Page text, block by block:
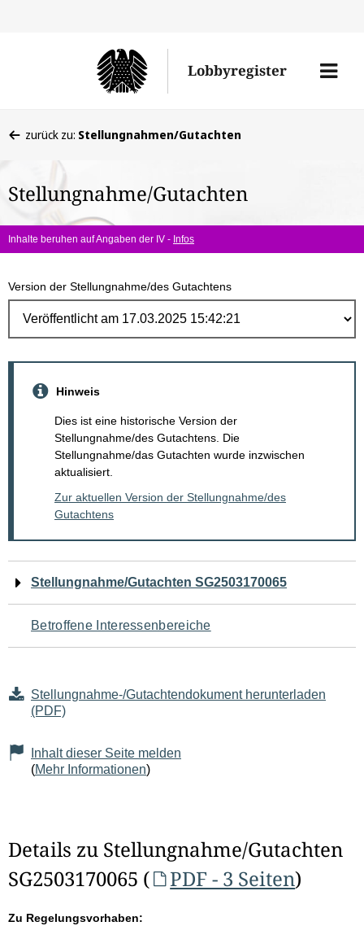
Lobbyregister
Menü
befinden
hier:
zurück zu: Stellungnahmen/Gutachten
Stellungnahme/Gutachten
Inhalte beruhen auf Angaben der IV - Infos
Version der Stellungnahme/des Gutachtens
Hinweis
Dies ist eine historische Version der
Stellungnahme/des Gutachtens. Die
Stellungnahme/das Gutachten wurde inzwischen
aktualisiert.
Zur aktuellen Version der Stellungnahme/des
Gutachtens
Navigation
für
den
Seiteninhalt
Stellungnahme/Gutachten SG2503170065
Betroffene Interessenbereiche
Stellungnahme-/Gutachtendokument herunterladen
(PDF)
Inhalt dieser Seite melden
(Mehr Informationen)
Details zu Stellungnahme/Gutachten
SG2503170065 (
PDF - 3 Seiten)
Zu Regelungsvorhaben: